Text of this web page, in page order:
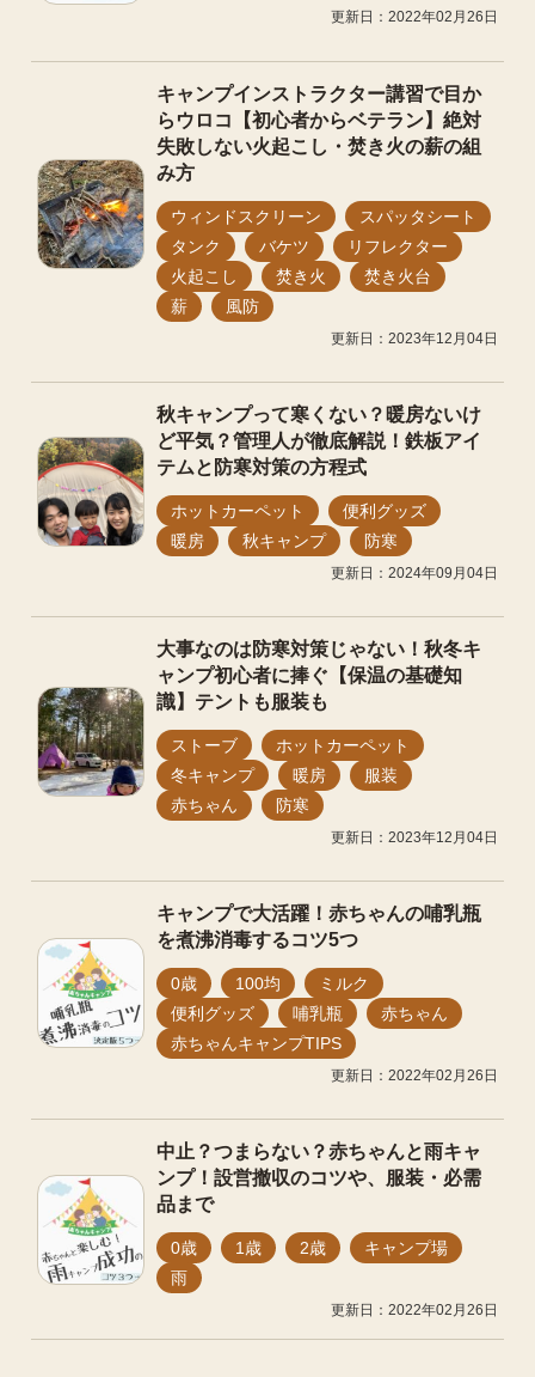
更新日：2022年02月26日
キャンプインストラクター講習で目か
らウロコ【初心者からベテラン】絶対
失敗しない火起こし・焚き火の薪の組
み方
ウィンドスクリーン
スパッタシート
タンク
バケツ
リフレクター
火起こし
焚き火
焚き火台
薪
風防
更新日：2023年12月04日
秋キャンプって寒くない？暖房ないけ
ど平気？管理人が徹底解説！鉄板アイ
テムと防寒対策の方程式
ホットカーペット
便利グッズ
暖房
秋キャンプ 防寒
更新日：2024年09月04日
大事なのは防寒対策じゃない！秋冬キ
ャンプ初心者に捧ぐ【保温の基礎知
識】テントも服装も
ストーブ
ホットカーペット
冬キャンプ
暖房
服装
赤ちゃん
防寒
更新日：2023年12月04日
キャンプで大活躍！赤ちゃんの哺乳瓶
を煮沸消毒するコツ5つ
0歳 100均
ミルク
便利グッズ
哺乳瓶
赤ちゃん
赤ちゃんキャンプTIPS
更新日：2022年02月26日
中止？つまらない？赤ちゃんと雨キャ
ンプ！設営撤収のコツや、服装・必需
品まで
0歳 1歳 2歳
キャンプ場
雨
更新日：2022年02月26日